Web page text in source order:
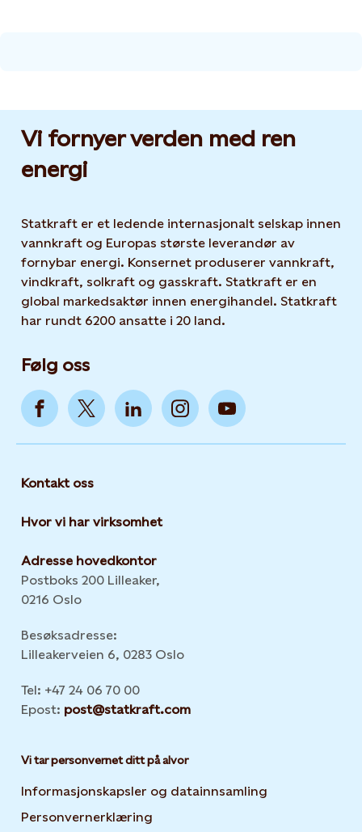
Vi fornyer verden med ren
energi
Statkraft er et ledende internasjonalt selskap innen
vannkraft og Europas største leverandør av
fornybar energi. Konsernet produserer vannkraft,
vindkraft, solkraft og gasskraft. Statkraft er en
global markedsaktør innen energihandel. Statkraft
har rundt 6200 ansatte i 20 land.
Følg oss
Kontakt oss
Hvor vi har virksomhet
Adresse hovedkontor
Postboks 200 Lilleaker,
0216 Oslo
Besøksadresse:
Lilleakerveien 6, 0283 Oslo
Tel: +47 24 06 70 00
Epost: post@statkraft.com
Vi tar personvernet ditt på alvor
Informasjonskapsler og datainnsamling
Personvernerklæring